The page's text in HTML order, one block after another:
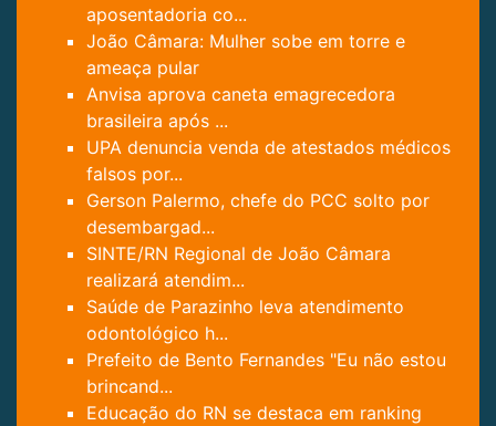
aposentadoria co...
João Câmara: Mulher sobe em torre e
ameaça pular
Anvisa aprova caneta emagrecedora
brasileira após ...
UPA denuncia venda de atestados médicos
falsos por...
Gerson Palermo, chefe do PCC solto por
desembargad...
SINTE/RN Regional de João Câmara
realizará atendim...
Saúde de Parazinho leva atendimento
odontológico h...
Prefeito de Bento Fernandes "Eu não estou
brincand...
Educação do RN se destaca em ranking